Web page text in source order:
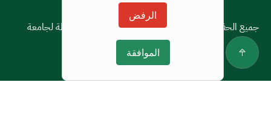
سياسة الاستخدام
جميع الحقوق محفوظة © 2026 جميع الحقوق محفوظة لجامعة
الجوف
الرفض
الموافقة